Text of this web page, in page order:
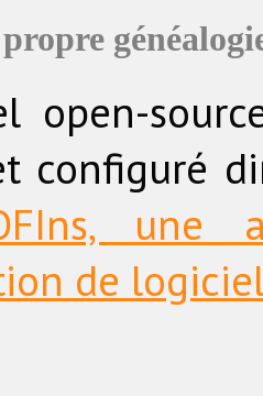
open-
configuré
une
de